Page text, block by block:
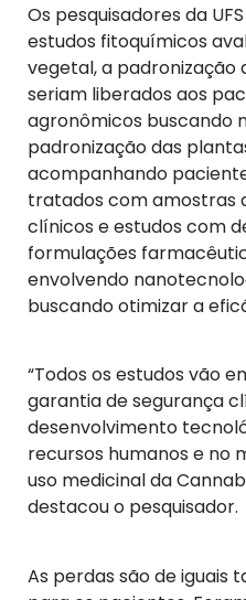
Os pesquisadores da
estudos fitoquímicos
vegetal, a
seriam liberados aos
agronômicos buscando
padronização das
acompanhando
tratados com amostras
clínicos e estudos com
formulações
envolvendo
buscando otimizar a
“Todos os estudos vão
garantia de segurança
desenvolvimento
recursos humanos e no
uso medicinal da
destacou o pesquisador.
As perdas são de iguais